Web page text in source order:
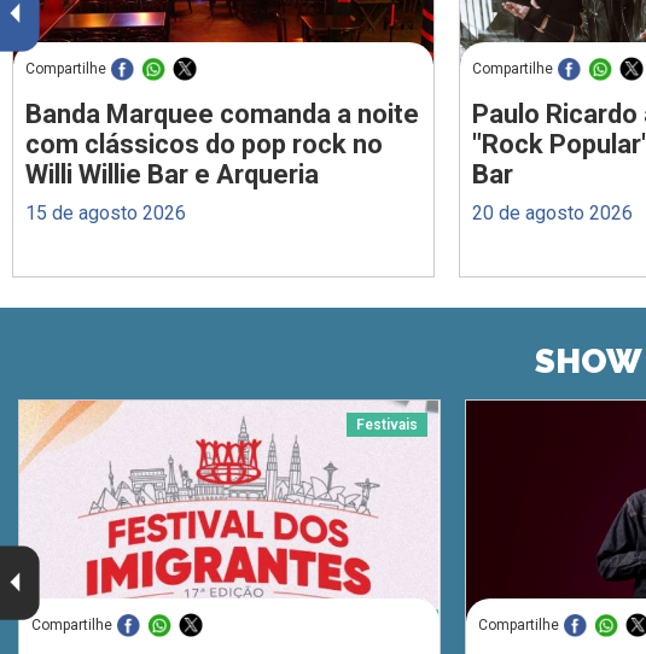
Compartilhe
Banda Marquee comanda a noite
com clássicos do pop rock no
Willi Willie Bar e Arqueria
15 de agosto 2026
Compartilhe
Paulo
"Rock
Bar
20 de agosto 2026
Festivais
Compartilhe Compartilhe